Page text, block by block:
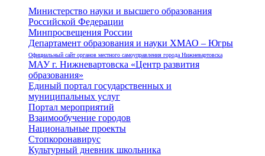
Министерство науки и высшего образования
Российской Федерации
Минпросвещения России
Департамент образования и науки ХМАО – Югры
Официальный сайт органов местного самоуправления города Нижневартовска
МАУ г. Нижневартовска «Центр развития
образования»
Единый портал государственных и
муниципальных услуг
Портал мероприятий
Взаимообучение городов
Национальные проекты
Стопкоронавирус
Культурный дневник школьника